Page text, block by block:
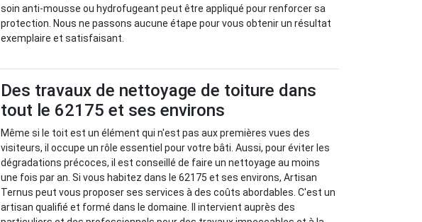
soin anti-mousse ou hydrofugeant peut être appliqué pour renforcer sa
protection. Nous ne passons aucune étape pour vous obtenir un résultat
exemplaire et satisfaisant.
Des travaux de nettoyage de toiture dans
tout le 62175 et ses environs
Même si le toit est un élément qui n'est pas aux premières vues des
visiteurs, il occupe un rôle essentiel pour votre bâti. Aussi, pour éviter les
dégradations précoces, il est conseillé de faire un nettoyage au moins
une fois par an. Si vous habitez dans le 62175 et ses environs, Artisan
Ternus peut vous proposer ses services à des coûts abordables. C'est un
artisan qualifié et formé dans le domaine. Il intervient auprès des